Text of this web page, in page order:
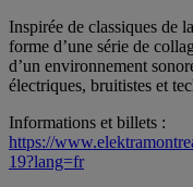
Inspirée de classiques de
forme d’une série de
d’un environnement
électriques, bruitistes et
Informations et billets :
https://
19?lang=fr